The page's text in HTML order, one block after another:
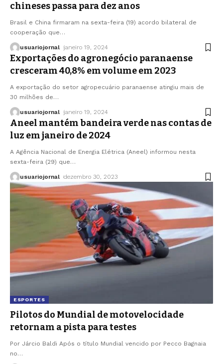
chineses passa para dez anos
Brasil e China firmaram na sexta-feira (19) acordo bilateral de
cooperação que…
usuariojornal janeiro 19, 2024
Exportações do agronegócio paranaense
cresceram 40,8% em volume em 2023
A exportação do setor agropecuário paranaense atingiu mais de
30 milhões de…
usuariojornal janeiro 19, 2024
Aneel mantém bandeira verde nas contas de
luz em janeiro de 2024
A Agência Nacional de Energia Elétrica (Aneel) informou nesta
sexta-feira (29) que…
usuariojornal dezembro 30, 2023
ESPORTES
Pilotos do Mundial de motovelocidade
retornam a pista para testes
Por Járcio Baldi Após o título Mundial vencido por Pecco Bagnaia
no…